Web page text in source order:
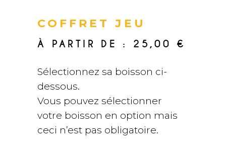
COFFRET JEU
À PARTIR DE : 25,00 €
Sélectionnez sa boisson ci-
dessous.
Vous pouvez sélectionner
votre boisson en option mais
ceci n’est pas obligatoire.